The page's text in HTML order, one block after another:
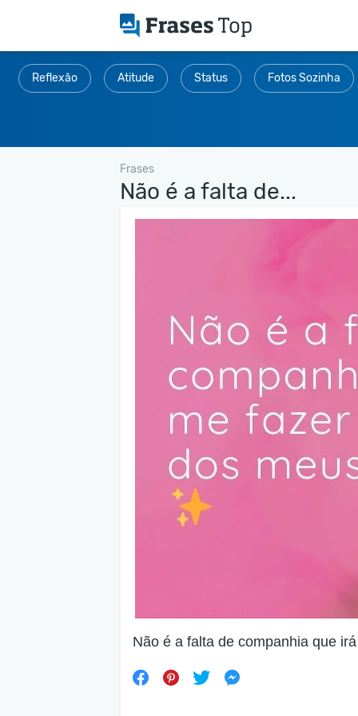
Reflexão Atitude Status Fotos Sozinha
Frases
Não é a falta de...
Não é a falta de companhia que